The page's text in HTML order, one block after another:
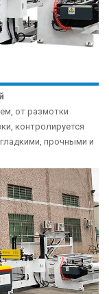
от размотки
контролируется
прочными и